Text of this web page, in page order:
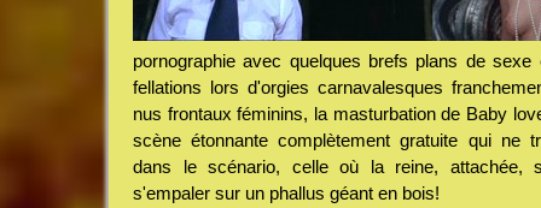
pornographie avec quelques brefs plans de
fellations lors d'orgies carnavalesques
nus frontaux féminins, la masturbation de Baby
scène étonnante complètement gratuite qui ne
dans le scénario, celle où la reine, attachée,
s'empaler sur un phallus géant en bois!